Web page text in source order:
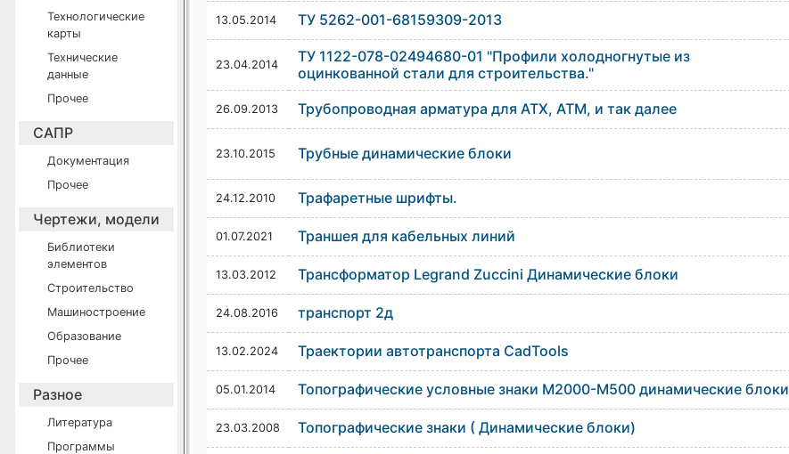
Технологические
карты
Технические
данные
Прочее
САПР
Документация
Прочее
Чертежи, модели
Библиотеки
элементов
Строительство
Машиностроение
Образование
Прочее
Разное
Литература
Программы
13.05.2014 ТУ 5262-001-68159309-2013
23.04.2014
ТУ 1122-078-02494680-01 "Профили холодногнутые из
оцинкованной стали для строительства."
26.09.2013 Трубопроводная арматура для АТХ, АТМ, и так далее
23.10.2015 Трубные динамические блоки
24.12.2010 Трафаретные шрифты.
01.07.2021 Траншея для кабельных линий
13.03.2012 Трансформатор Legrand Zuccini Динамические блоки
24.08.2016 транспорт 2д
13.02.2024 Траектории автотранспорта CadTools
05.01.2014 Топографические условные знаки М2000-М500 динамические блоки
23.03.2008 Топографические знаки ( Динамические блоки)